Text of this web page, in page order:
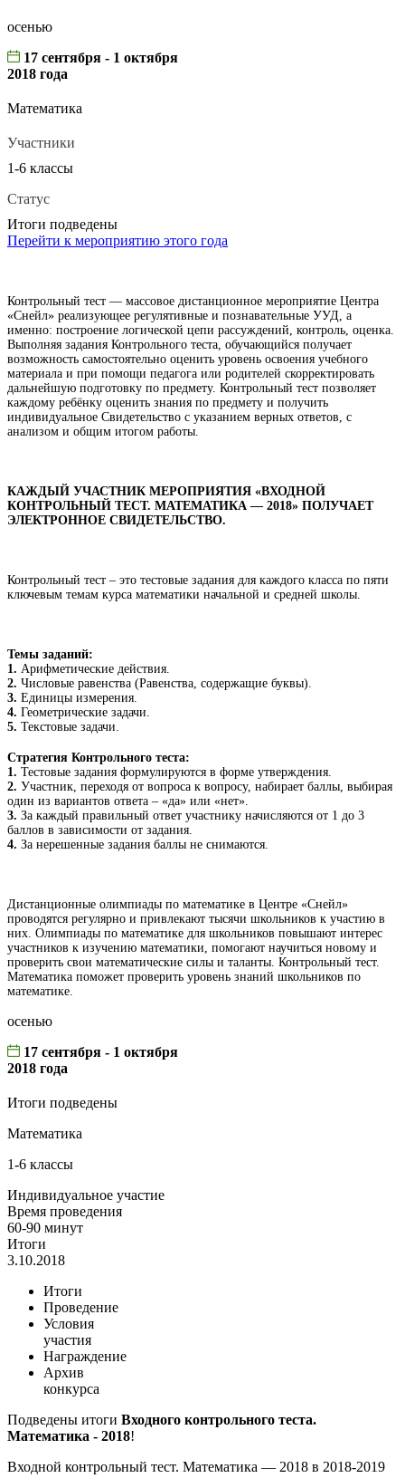
осенью
17 сентября - 1 октября
2018 года
Математика
Участники
1-6 классы
Статус
Итоги подведены
Перейти к мероприятию этого года
Контрольный тест — массовое дистанционное мероприятие Центра
«Снейл» реализующее регулятивные и познавательные УУД, а
именно: построение логической цепи рассуждений, контроль, оценка.
Выполняя задания Контрольного теста, обучающийся получает
возможность самостоятельно оценить уровень освоения учебного
материала и при помощи педагога или родителей скорректировать
дальнейшую подготовку по предмету. Контрольный тест позволяет
каждому ребёнку оценить знания по предмету и получить
индивидуальное Свидетельство с указанием верных ответов, с
анализом и общим итогом работы.
КАЖДЫЙ УЧАСТНИК МЕРОПРИЯТИЯ «ВХОДНОЙ
КОНТРОЛЬНЫЙ ТЕСТ. МАТЕМАТИКА — 2018» ПОЛУЧАЕТ
ЭЛЕКТРОННОЕ СВИДЕТЕЛЬСТВО.
Контрольный тест – это тестовые задания для каждого класса по пяти
ключевым темам курса математики начальной и средней школы.
Темы заданий:
1. Арифметические действия.
2. Числовые равенства (Равенства, содержащие буквы).
3. Единицы измерения.
4. Геометрические задачи.
5. Текстовые задачи.
Стратегия Контрольного теста:
1. Тестовые задания формулируются в форме утверждения.
2. Участник, переходя от вопроса к вопросу, набирает баллы, выбирая
один из вариантов ответа – «да» или «нет».
3. За каждый правильный ответ участнику начисляются от 1 до 3
баллов в зависимости от задания.
4. За нерешенные задания баллы не снимаются.
Дистанционные олимпиады по математике в Центре «Снейл»
проводятся регулярно и привлекают тысячи школьников к участию в
них. Олимпиады по математике для школьников повышают интерес
участников к изучению математики, помогают научиться новому и
проверить свои математические силы и таланты. Контрольный тест.
Математика поможет проверить уровень знаний школьников по
математике.
осенью
17 сентября - 1 октября
2018 года
Итоги подведены
Математика
1-6 классы
Индивидуальное участие
Время проведения
60-90 минут
Итоги
3.10.2018
Итоги
Проведение
Условия
участия
Награждение
Архив
конкурса
Подведены итоги Входного контрольного теста.
Математика - 2018!
Входной контрольный тест. Математика — 2018 в 2018-2019